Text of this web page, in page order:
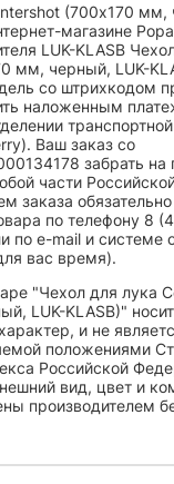
(700х170 мм,
магазине
LUK-KLASB
мм, черный, LUK-
со штрихкодом
наложенным
Ваш заказ со
забрать на
части
заказа обязательно
по телефону 8
по e-mail и системе
вас время).
"Чехол для лука
LUK-KLASB)" носит
и не
положениями
Российской
вид, цвет и
производителем